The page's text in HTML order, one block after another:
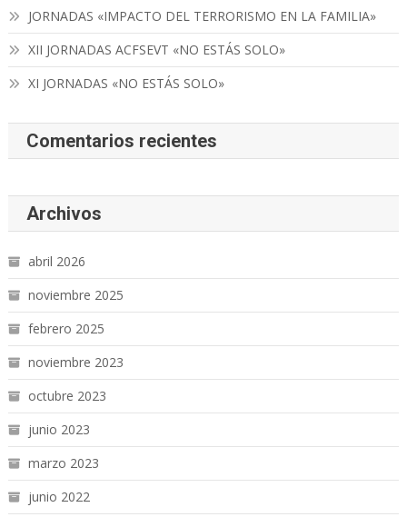
JORNADAS «IMPACTO DEL TERRORISMO EN LA FAMILIA»
XII JORNADAS ACFSEVT «NO ESTÁS SOLO»
XI JORNADAS «NO ESTÁS SOLO»
Comentarios recientes
Archivos
abril 2026
noviembre 2025
febrero 2025
noviembre 2023
octubre 2023
junio 2023
marzo 2023
junio 2022